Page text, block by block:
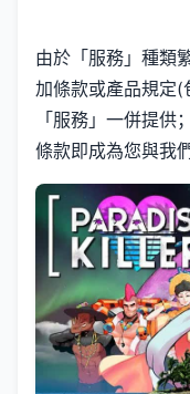
由於「服務」種類
加條款或產品規定(
「服務」一併提
條款即成為您與我